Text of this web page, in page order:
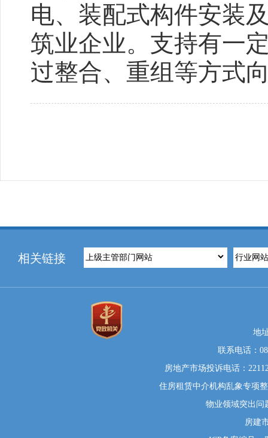
电、装配式构件安装
筑业企业。支持有一
过整合、重组等方式
相关链接
地
联系电话：
房地产市场投诉电话：
住房租赁中介机构乱象专项
物业领域突出问
房建